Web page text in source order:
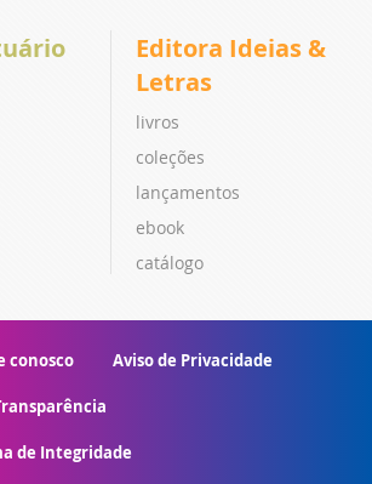
Editora Ideias &
Letras
livros
coleções
lançamentos
ebook
catálogo
conosco Aviso de Privacidade
de Integridade